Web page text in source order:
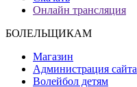
Онлайн трансляция
БОЛЕЛЬЩИКАМ
Магазин
Администрация сайта
Волейбол детям